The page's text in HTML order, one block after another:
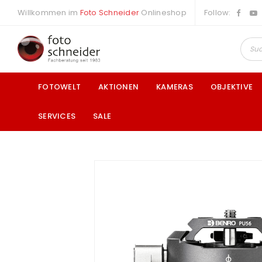
Willkommen im Foto Schneider Onlineshop Follow:
FOTOWELT AKTIONEN KAMERAS OBJEKTIVE
SERVICES SALE